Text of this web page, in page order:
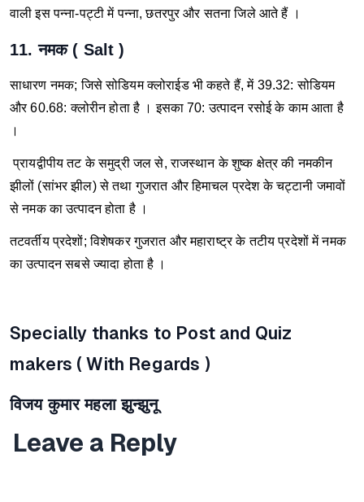
वाली इस पन्ना-पट्टी में पन्ना, छतरपुर और सतना जिले आते हैं ।
11. नमक ( Salt )
साधारण नमक; जिसे सोडियम क्लोराईड भी कहते हैं, में 39.32: सोडियम
और 60.68: क्लोरीन होता है । इसका 70: उत्पादन रसोई के काम आता है
।
प्रायद्वीपीय तट के समुद्री जल से, राजस्थान के शुष्क क्षेत्र की नमकीन
झीलों (सांभर झील) से तथा गुजरात और हिमाचल प्रदेश के चट्टानी जमावों
से नमक का उत्पादन होता है ।
तटवर्तीय प्रदेशों; विशेषकर गुजरात और महाराष्ट्र के तटीय प्रदेशों में नमक
का उत्पादन सबसे ज्यादा होता है ।
Specially thanks to Post and Quiz
makers ( With Regards )
विजय कुमार महला झुन्झुनू
Leave a Reply